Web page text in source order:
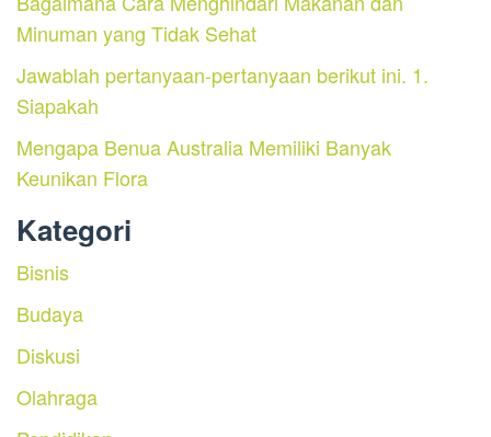
Minuman yang Tidak Sehat
Jawablah pertanyaan-pertanyaan berikut ini. 1.
Siapakah
Mengapa Benua Australia Memiliki Banyak
Keunikan Flora
Kategori
Bisnis
Budaya
Diskusi
Olahraga